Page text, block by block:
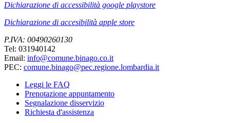
Dichiarazione di accessibilità google playstore
Dichiarazione di accesibilità apple store
P.IVA: 00490260130
Tel: 031940142
Email: info@comune.binago.co.it
PEC: comune.binago@pec.regione.lombardia.it
Leggi le FAQ
Prenotazione appuntamento
Segnalazione disservizio
Richiesta d'assistenza